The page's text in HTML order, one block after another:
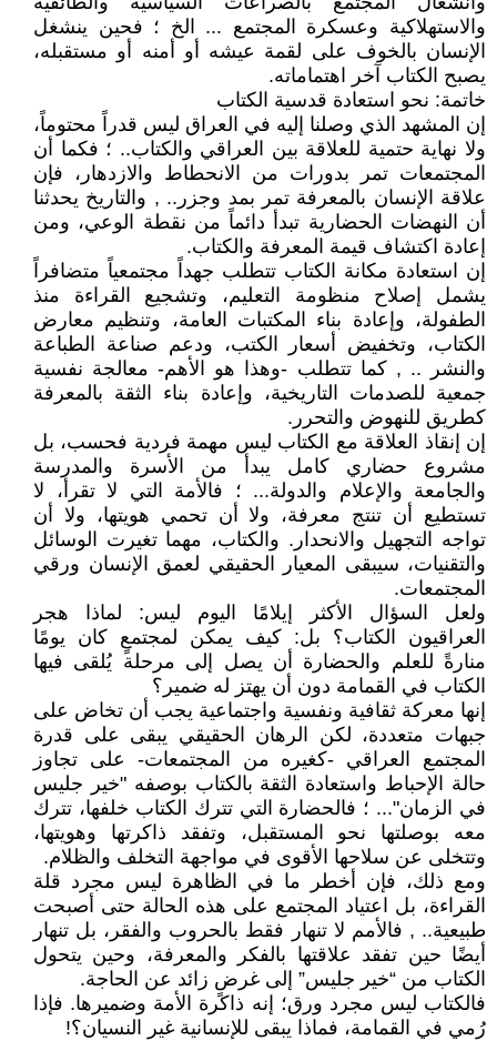
والاستهلاكية وعسكرة المجتمع ... الخ ؛ فحين ينشغل
الإنسان بالخوف على لقمة عيشه أو أمنه أو مستقبله،
يصبح الكتاب آخر اهتماماته.
خاتمة: نحو استعادة قدسية الكتاب
إن المشهد الذي وصلنا إليه في العراق ليس قدراً محتوماً،
ولا نهاية حتمية للعلاقة بين العراقي والكتاب.. ؛ فكما أن
المجتمعات تمر بدورات من الانحطاط والازدهار، فإن
علاقة الإنسان بالمعرفة تمر بمد وجزر.. , والتاريخ يحدثنا
أن النهضات الحضارية تبدأ دائماً من نقطة الوعي، ومن
إعادة اكتشاف قيمة المعرفة والكتاب.
إن استعادة مكانة الكتاب تتطلب جهداً مجتمعياً متضافراً
يشمل إصلاح منظومة التعليم، وتشجيع القراءة منذ
الطفولة، وإعادة بناء المكتبات العامة، وتنظيم معارض
الكتاب، وتخفيض أسعار الكتب، ودعم صناعة الطباعة
والنشر .. , كما تتطلب -وهذا هو الأهم- معالجة نفسية
جمعية للصدمات التاريخية، وإعادة بناء الثقة بالمعرفة
كطريق للنهوض والتحرر.
إن إنقاذ العلاقة مع الكتاب ليس مهمة فردية فحسب، بل
مشروع حضاري كامل يبدأ من الأسرة والمدرسة
والجامعة والإعلام والدولة... ؛ فالأمة التي لا تقرأ، لا
تستطيع أن تنتج معرفة، ولا أن تحمي هويتها، ولا أن
تواجه التجهيل والانحدار. والكتاب، مهما تغيرت الوسائل
والتقنيات، سيبقى المعيار الحقيقي لعمق الإنسان ورقي
المجتمعات.
ولعل السؤال الأكثر إيلامًا اليوم ليس: لماذا هجر
العراقيون الكتاب؟ بل: كيف يمكن لمجتمعٍ كان يومًا
منارةً للعلم والحضارة أن يصل إلى مرحلة يُلقى فيها
الكتاب في القمامة دون أن يهتز له ضمير؟
إنها معركة ثقافية ونفسية واجتماعية يجب أن تخاض على
جبهات متعددة، لكن الرهان الحقيقي يبقى على قدرة
المجتمع العراقي -كغيره من المجتمعات- على تجاوز
حالة الإحباط واستعادة الثقة بالكتاب بوصفه "خير جليس
في الزمان"... ؛ فالحضارة التي تترك الكتاب خلفها، تترك
معه بوصلتها نحو المستقبل، وتفقد ذاكرتها وهويتها،
وتتخلى عن سلاحها الأقوى في مواجهة التخلف والظلام.
ومع ذلك، فإن أخطر ما في الظاهرة ليس مجرد قلة
القراءة، بل اعتياد المجتمع على هذه الحالة حتى أصبحت
طبيعية.. , فالأمم لا تنهار فقط بالحروب والفقر، بل تنهار
أيضًا حين تفقد علاقتها بالفكر والمعرفة، وحين يتحول
الكتاب من “خير جليس” إلى غرضٍ زائد عن الحاجة.
فالكتاب ليس مجرد ورق؛ إنه ذاكرة الأمة وضميرها. فإذا
رُمي في القمامة، فماذا يبقى للإنسانية غير النسيان؟!